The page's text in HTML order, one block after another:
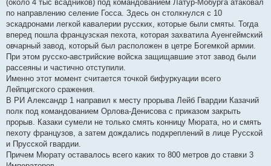
(около 4 тыс всадников) под командованием Латур-Мобурга атаковал
по направлению селение Госса. Здесь он столкнулся с 10
эскадронами легкой кавалерии русских, которые были смяты. Тогда
вперед пошла французская пехота, которая захватила Ауенгеймский
овчарный завод, который был расположен в цетре Богемкой армии.
При этом русско-австрийские войска защищавшие этот завод были
рассеяны и частично отступили.
Именно этот момент считается точкой бифуркуации всего
Лейпцигского сражения.
В РИ Александр 1 направил к месту прорыва Лейб Гвардии Казачий
полк под командованием Орлова-Денисова с приказом закрыть
прорыв. Казаки сумели не только смять конницу Мюрата, но и смять
пехоту французов, а затем дождались подкреплений в лице Русской
и Прусской гвардии.
Причем Мюрату оставалось всего каких то 800 метров до ставки 3